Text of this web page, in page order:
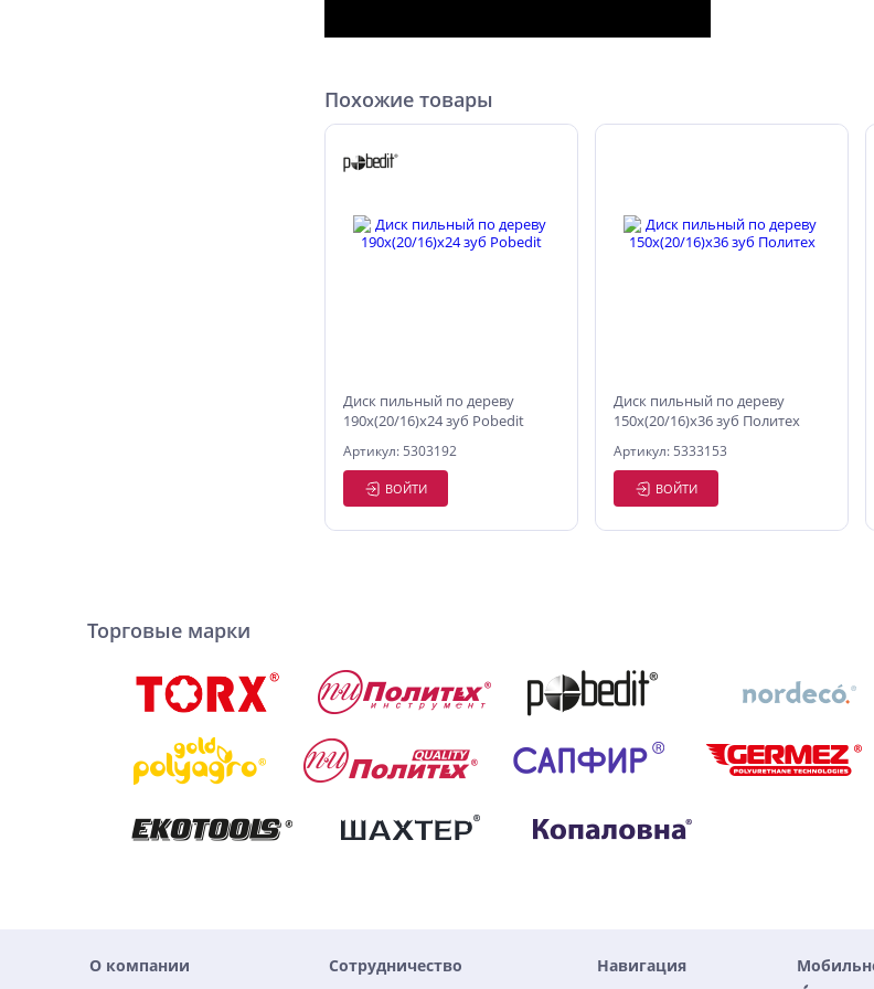
Похожие товары
Диск пильный по дереву
190x(20/16)x24 зуб Pobedit
Артикул: 5303192
ВОЙТИ
Диск пильный по дереву
150х(20/16)х36 зуб Политех
Артикул: 5333153
ВОЙТИ
Торговые марки
О компании Сотрудничество Навигация